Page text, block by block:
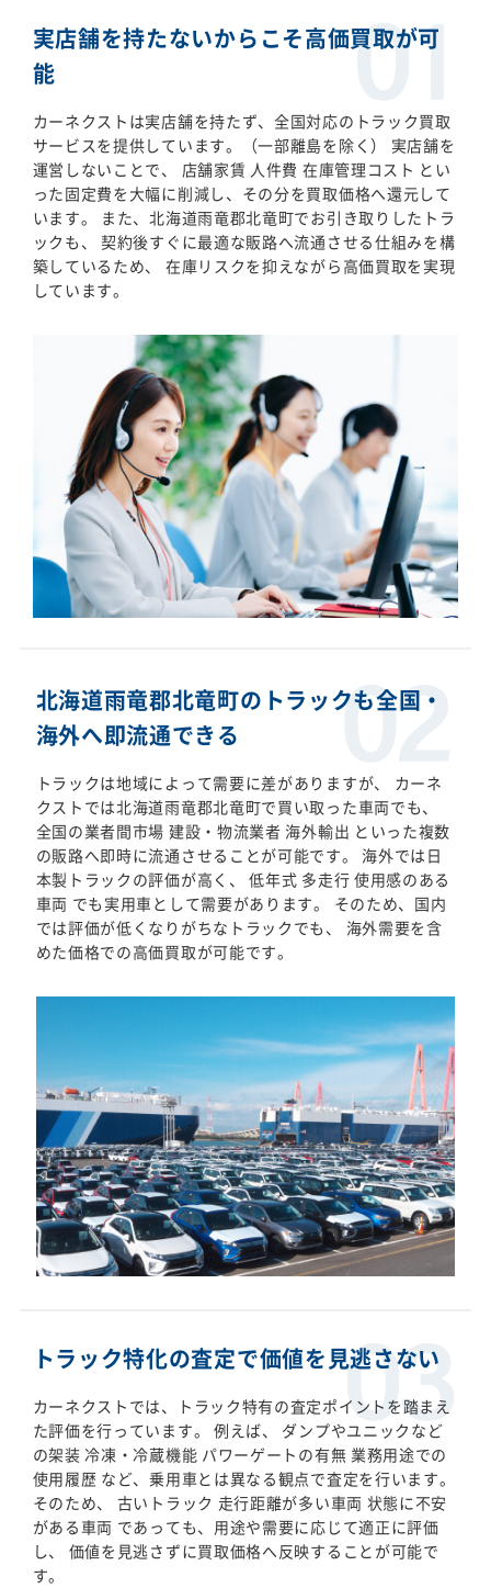
実店舗を持たないからこそ高価買取が可
能
カーネクストは実店舗を持たず、全国対応のトラック買取
サービスを提供しています。（一部離島を除く） 実店舗を
運営しないことで、 店舗家賃 人件費 在庫管理コスト とい
った固定費を大幅に削減し、その分を買取価格へ還元して
います。 また、北海道雨竜郡北竜町でお引き取りしたトラ
ックも、 契約後すぐに最適な販路へ流通させる仕組みを構
築しているため、 在庫リスクを抑えながら高価買取を実現
しています。
北海道雨竜郡北竜町のトラックも全国・
海外へ即流通できる
トラックは地域によって需要に差がありますが、 カーネ
クストでは北海道雨竜郡北竜町で買い取った車両でも、
全国の業者間市場 建設・物流業者 海外輸出 といった複数
の販路へ即時に流通させることが可能です。 海外では日
本製トラックの評価が高く、 低年式 多走行 使用感のある
車両 でも実用車として需要があります。 そのため、国内
では評価が低くなりがちなトラックでも、 海外需要を含
めた価格での高価買取が可能です。
トラック特化の査定で価値を見逃さない
カーネクストでは、トラック特有の査定ポイントを踏まえ
た評価を行っています。 例えば、 ダンプやユニックなど
の架装 冷凍・冷蔵機能 パワーゲートの有無 業務用途での
使用履歴 など、乗用車とは異なる観点で査定を行います。
そのため、 古いトラック 走行距離が多い車両 状態に不安
がある車両 であっても、用途や需要に応じて適正に評価
し、 価値を見逃さずに買取価格へ反映することが可能で
す。